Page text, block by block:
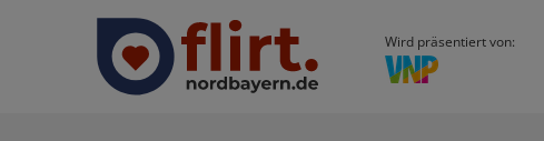
Wird präsentiert von: